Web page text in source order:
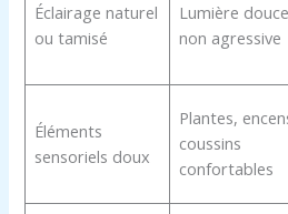
Éclairage naturel
ou tamisé
Lumière
non agressive
Éléments
sensoriels doux
Plantes,
coussins
confortables